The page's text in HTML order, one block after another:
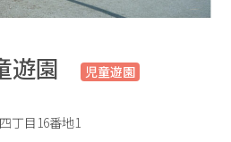
遊園 児童遊園
丁目16番地1